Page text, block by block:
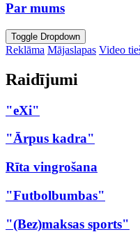
Par mums
Toggle Dropdown
Reklāma Mājaslapas Video
Raidījumi
"eXi"
"Ārpus kadra"
Rīta vingrošana
"Futbolbumbas"
"(Bez)maksas sports"